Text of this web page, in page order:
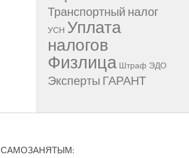
Транспортный налог
УСН Уплата
налогов
Физлица Штраф ЭДО
Эксперты ГАРАНТ
САМОЗАНЯТЫМ: